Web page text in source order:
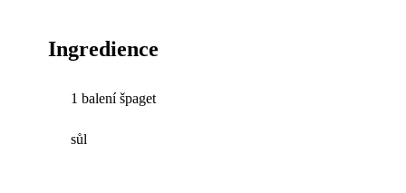
Ingredience
1 balení špaget
sůl